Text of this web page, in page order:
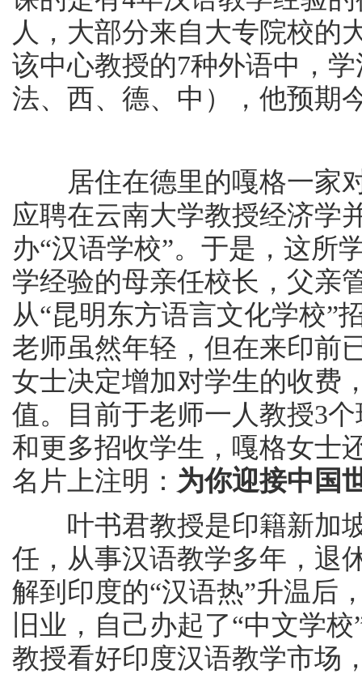
人，大部分来自大专院校的
该中心教授的7种外语中，
法、西、德、中），他预期
居住在德里的嘎格一家对
应聘在云南大学教授经济学
办“汉语学校”。于是，这所
学经验的母亲任校长，父亲
从“昆明东方语言文化学校”
老师虽然年轻，但在来印前
女士决定增加对学生的收费
值。目前于老师一人教授3
和更多招收学生，嘎格女士
名片上注明： 为你迎接中国
叶书君教授是印籍新加坡
任，从事汉语教学多年，退
解到印度的“汉语热”升温后
旧业，自己办起了“中文学
教授看好印度汉语教学市场